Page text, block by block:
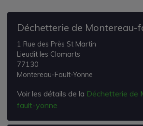
Déchetterie de Montereau-
1 Rue des Près St Martin
Lieudit les Clomarts
77130
Montereau-Fault-Yonne
Voir les détails de la Déchetterie de
fault-yonne